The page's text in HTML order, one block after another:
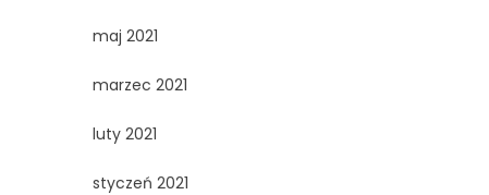
maj 2021
marzec 2021
luty 2021
styczeń 2021